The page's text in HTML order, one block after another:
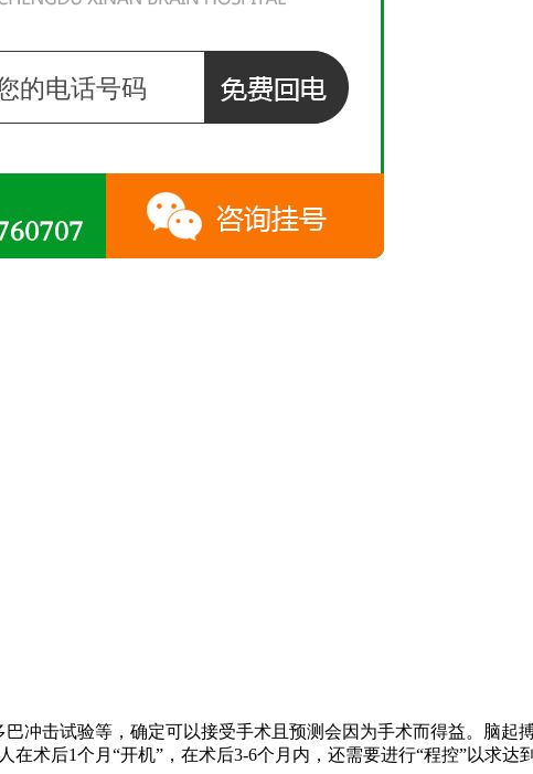
冲击试验等，确定可以接受手术且预测会因为手术而得益。脑起
术后1个月“开机”，在术后3-6个月内，还需要进行“程控”以求达